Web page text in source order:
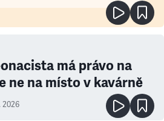
má právo na
ne na místo v kavárně
2026